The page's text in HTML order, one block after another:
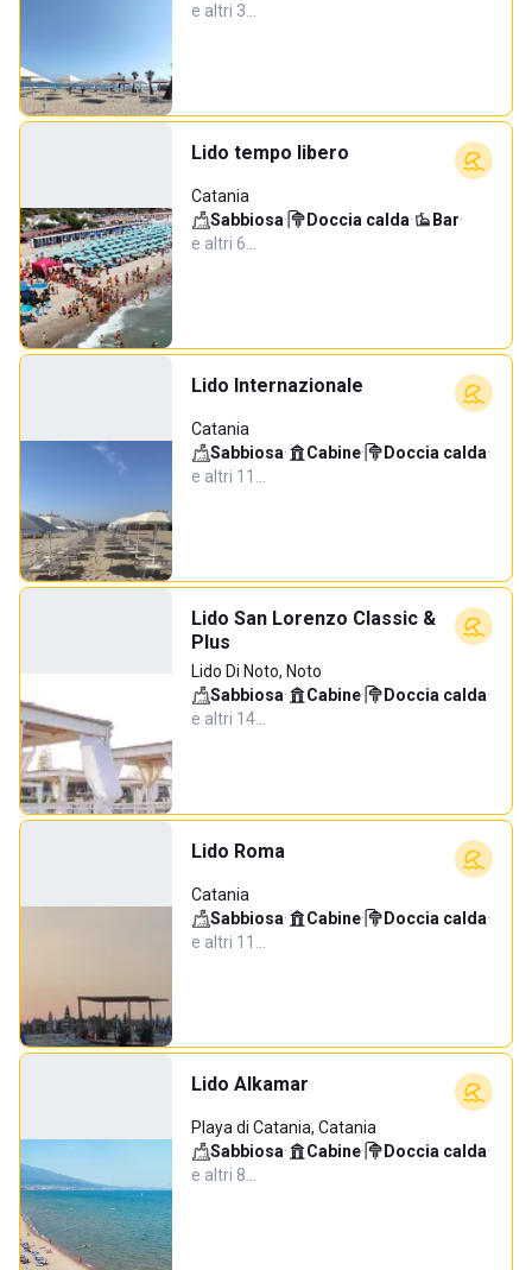
e altri 3…
Lido tempo libero
Catania
Sabbiosa· Doccia calda· Bar·
e altri 6…
Lido Internazionale
Catania
Sabbiosa· Cabine· Doccia calda·
e altri 11…
Lido San Lorenzo Classic &
Plus
Lido Di Noto, Noto
Sabbiosa· Cabine· Doccia calda·
e altri 14…
Lido Roma
Catania
Sabbiosa· Cabine· Doccia calda·
e altri 11…
Lido Alkamar
Playa di Catania, Catania
Sabbiosa· Cabine· Doccia calda·
e altri 8…